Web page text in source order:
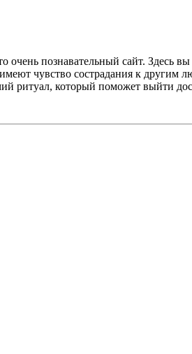
очень познавательный сайт. Здесь
чувство сострадания к другим
ритуал, который поможет выйти